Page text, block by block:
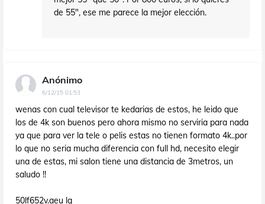
de 55", ese me parece la mejor elección.
Anónimo
6/12/15 01:53
wenas con cual televisor te kedarias de estos, he leido que
los de 4k son buenos pero ahora mismo no serviria para nada
ya que para ver la tele o pelis estas no tienen formato 4k..por
lo que no seria mucha diferencia con full hd, necesito elegir
una de estas, mi salon tiene una distancia de 3metros, un
saludo !!
50lf652v.aeu lg